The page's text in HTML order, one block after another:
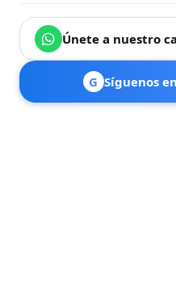
Únete a nuestro
G Síguenos